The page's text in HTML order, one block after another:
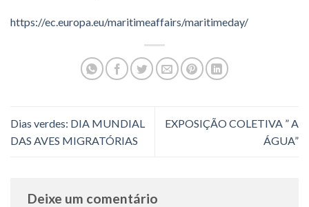
https://ec.europa.eu/maritimeaffairs/maritimeday/
Dias verdes: DIA MUNDIAL
DAS AVES MIGRATÓRIAS
EXPOSIÇÃO COLETIVA ” A
ÁGUA”
Deixe um comentário